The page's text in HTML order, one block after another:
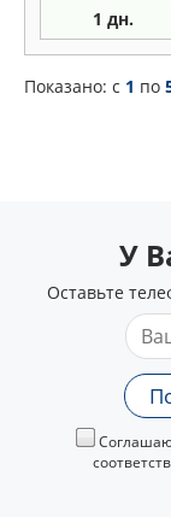
1 дн.
Показано: c 1 по
У
Оставьте